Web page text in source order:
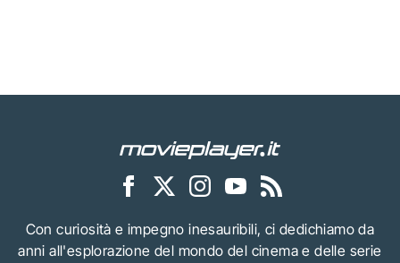
Con curiosità e impegno inesauribili, ci dedichiamo da
anni all'esplorazione del mondo del cinema e delle serie